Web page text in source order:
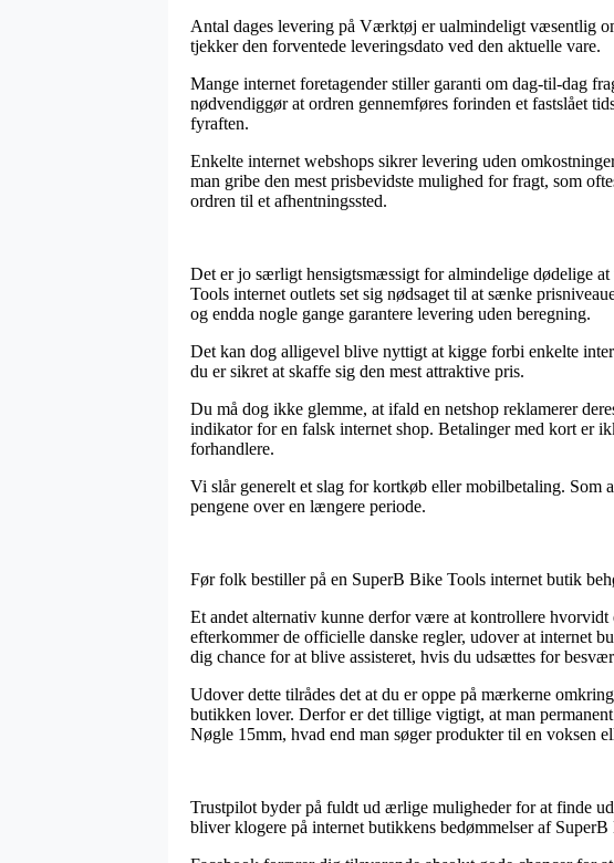
Antal dages levering på Værktøj er ualmindeligt væsentlig
tjekker den forventede leveringsdato ved den aktuelle vare.
Mange internet foretagender stiller garanti om dag-til-dag
nødvendiggør at ordren gennemføres forinden et fastslået
fyraften.
Enkelte internet webshops sikrer levering uden
man gribe den mest prisbevidste mulighed for fragt, som
ordren til et afhentningssted.
Det er jo særligt hensigtsmæssigt for almindelige dødelige
Tools internet outlets set sig nødsaget til at sænke
og endda nogle gange garantere levering uden beregning.
Det kan dog alligevel blive nyttigt at kigge forbi enkelte
du er sikret at skaffe sig den mest attraktive pris.
Du må dog ikke glemme, at ifald en netshop reklamerer
indikator for en falsk internet shop. Betalinger med kort er
forhandlere.
Vi slår generelt et slag for kortkøb eller mobilbetaling.
pengene over en længere periode.
Før folk bestiller på en SuperB Bike Tools internet butik
Et andet alternativ kunne derfor være at kontrollere
efterkommer de officielle danske regler, udover at internet
dig chance for at blive assisteret, hvis du udsættes for
Udover dette tilrådes det at du er oppe på mærkerne
butikken lover. Derfor er det tillige vigtigt, at man
Nøgle 15mm, hvad end man søger produkter til en voksen
Trustpilot byder på fuldt ud ærlige muligheder for at finde
bliver klogere på internet butikkens bedømmelser af